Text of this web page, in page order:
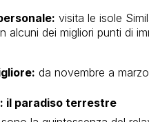
visita le isole
alcuni dei migliori punti di
da novembre a
il paradiso terrestre